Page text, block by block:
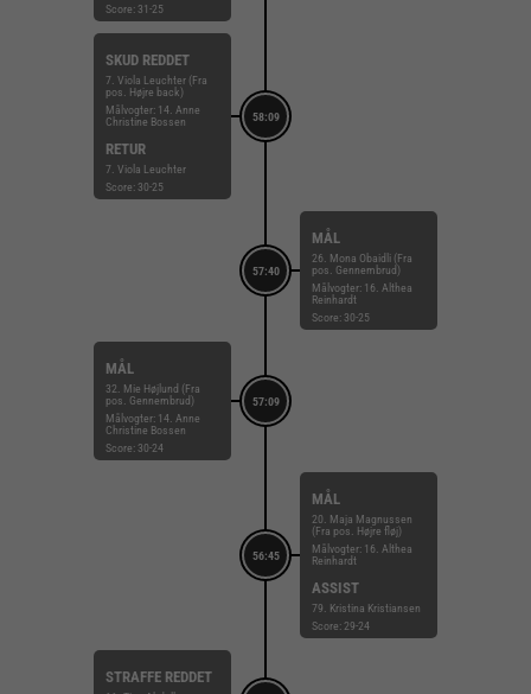
Score: 31-25
58:09
SKUD REDDET
7. Viola Leuchter (Fra
pos. Højre back)
Målvogter: 14. Anne
Christine Bossen
RETUR
7. Viola Leuchter
Score: 30-25
57:40
MÅL
26. Mona Obaidli (Fra
pos. Gennembrud)
Målvogter: 16. Althea
Reinhardt
Score: 30-25
57:09
MÅL
32. Mie Højlund (Fra
pos. Gennembrud)
Målvogter: 14. Anne
Christine Bossen
Score: 30-24
56:45
MÅL
20. Maja Magnussen
(Fra pos. Højre fløj)
Målvogter: 16. Althea
Reinhardt
ASSIST
79. Kristina Kristiansen
Score: 29-24
STRAFFE REDDET